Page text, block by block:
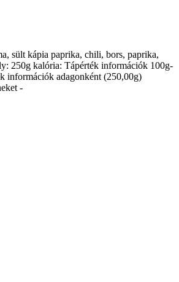
sült kápia paprika, chili, bors, paprika,
250g kalória: Tápérték információk 100g-
információk adagonként (250,00g)
-